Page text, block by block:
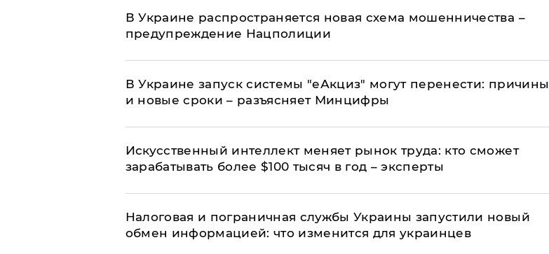
В Украине распространяется новая схема мошенничества –
предупреждение Нацполиции
В Украине запуск системы "еАкциз" могут перенести: причины
и новые сроки – разъясняет Минцифры
Искусственный интеллект меняет рынок труда: кто сможет
зарабатывать более $100 тысяч в год – эксперты
Налоговая и пограничная службы Украины запустили новый
обмен информацией: что изменится для украинцев